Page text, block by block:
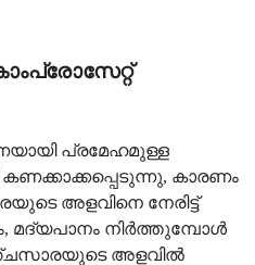
പ്രമേഹമുള്ള
കാരണം
അളവിനെ നേരിട്ട്
മദ്യപാനം നിർത്തുമ്പോൾ
അളവിൽ